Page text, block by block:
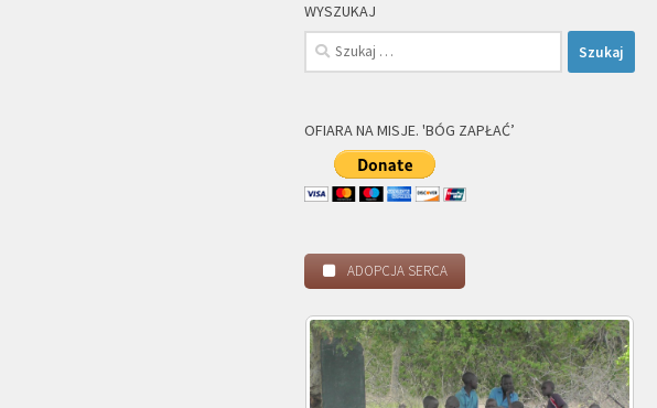
WYSZUKAJ
Szukaj:
OFIARA NA MISJE. 'BÓG ZAPŁAĆ’
ADOPCJA SERCA